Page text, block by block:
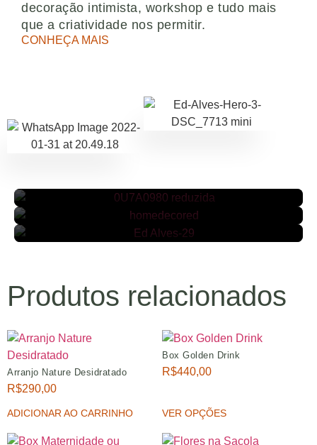
decoração intimista, workshop e tudo mais
que a criatividade nos permitir.
CONHEÇA MAIS
FLORES FRESCAS
HOME & DECOR
Produtos relacionados
Arranjo Nature Desidratado
R$290,00
ADICIONAR AO CARRINHO
Box Golden Drink
R$440,00
VER OPÇÕES